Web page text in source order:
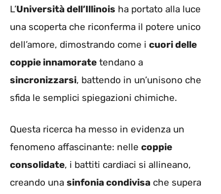
L’Università dell’Illinois ha portato alla luce
una scoperta che riconferma il potere unico
dell’amore, dimostrando come i cuori delle
coppie innamorate tendano a
sincronizzarsi, battendo in un’unisono che
sfida le semplici spiegazioni chimiche.
Questa ricerca ha messo in evidenza un
fenomeno affascinante: nelle coppie
consolidate, i battiti cardiaci si allineano,
creando una sinfonia condivisa che supera